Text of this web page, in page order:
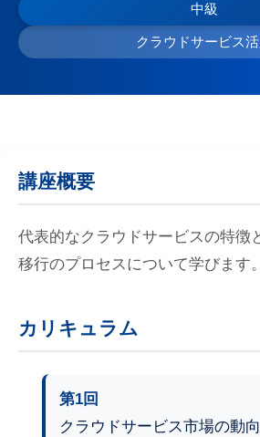
中級
クラウドサービス活
講座概要
代表的なクラウドサービスの特徴
移行のプロセスについて学びます。
カリキュラム
第1回
クラウドサービス市場の動向